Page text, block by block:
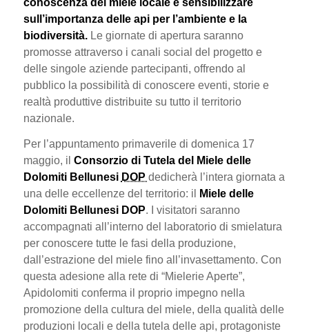
sull’importanza delle api per l’ambiente e la
biodiversità. Le giornate di apertura saranno
promosse attraverso i canali social del progetto e
delle singole aziende partecipanti, offrendo al
pubblico la possibilità di conoscere eventi, storie e
realtà produttive distribuite su tutto il territorio
nazionale.
Per l’appuntamento primaverile di domenica 17
maggio, il Consorzio di Tutela del Miele delle
Dolomiti Bellunesi DOP dedicherà l’intera giornata a
una delle eccellenze del territorio: il
Miele delle
Dolomiti Bellunesi DOP. I visitatori saranno
accompagnati all’interno del laboratorio di smielatura
per conoscere tutte le fasi della produzione,
dall’estrazione del miele fino all’invasettamento. Con
questa adesione alla rete di “Mielerie Aperte”,
Apidolomiti conferma il proprio impegno nella
promozione della cultura del miele, della qualità delle
produzioni locali e della tutela delle api, protagoniste